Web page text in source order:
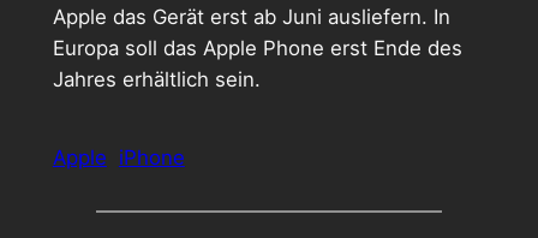
Apple das Gerät erst ab Juni ausliefern. In
Europa soll das Apple Phone erst Ende des
Jahres erhältlich sein.
Apple iPhone